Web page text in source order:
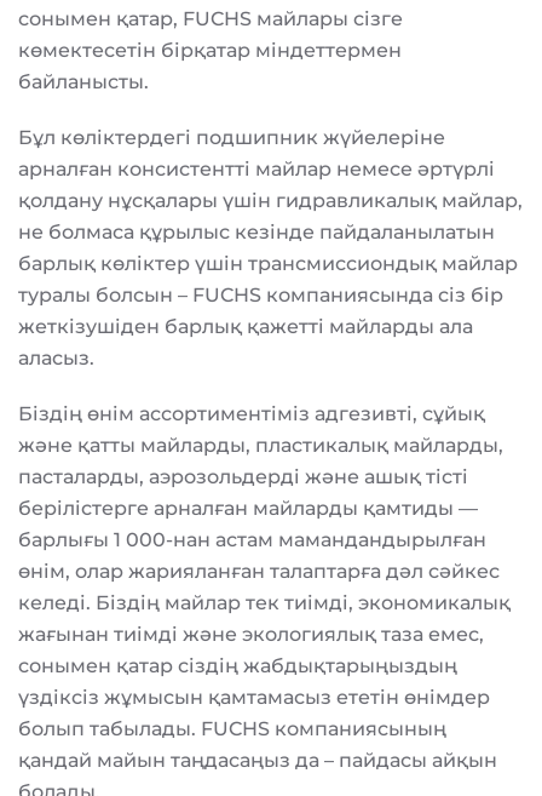
сонымен қатар, FUCHS майлары сізге
көмектесетін бірқатар міндеттермен
байланысты.
Бұл көліктердегі подшипник жүйелеріне
арналған консистентті майлар немесе әртүрлі
қолдану нұсқалары үшін гидравликалық майлар,
не болмаса құрылыс кезінде пайдаланылатын
барлық көліктер үшін трансмиссиондық майлар
туралы болсын – FUCHS компаниясында сіз бір
жеткізушіден барлық қажетті майларды ала
аласыз.
Біздің өнім ассортиментіміз адгезивті, сұйық
және қатты майларды, пластикалық майларды,
пасталарды, аэрозольдерді және ашық тісті
берілістерге арналған майларды қамтиды —
барлығы 1 000-нан астам мамандандырылған
өнім, олар жарияланған талаптарға дәл сәйкес
келеді. Біздің майлар тек тиімді, экономикалық
жағынан тиімді және экологиялық таза емес,
сонымен қатар сіздің жабдықтарыңыздың
үздіксіз жұмысын қамтамасыз ететін өнімдер
болып табылады. FUCHS компаниясының
қандай майын таңдасаңыз да – пайдасы айқын